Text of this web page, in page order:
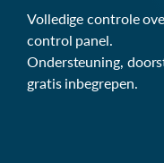
Volledige controle
control panel.
Ondersteuning,
gratis inbegrepen.